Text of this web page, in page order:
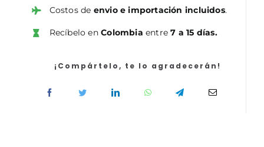
de
Conselleria
Sanitat
Costos de envio e importación incluidos.
Recíbelo enColombia entre7 a 15 días.
¡Compártelo, te lo agradecerán!